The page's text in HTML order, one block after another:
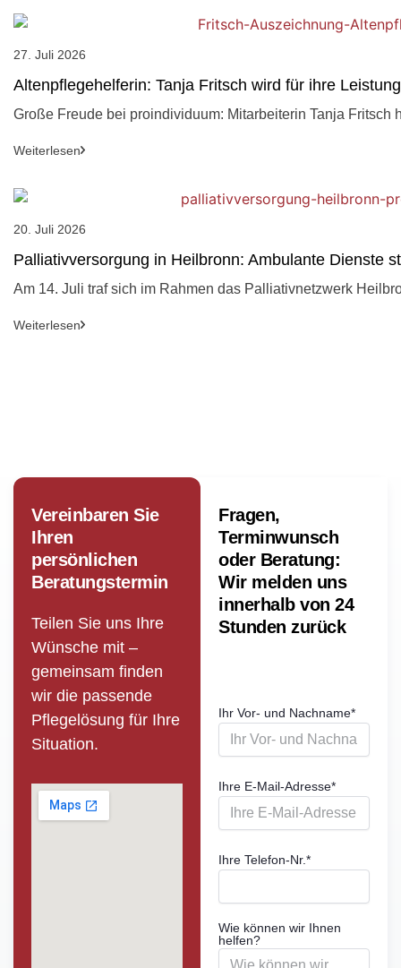
27. Juli 2026
Altenpflegehelferin: Tanja Fritsch wird für ihre
Große Freude bei proindividuum: Mitarbeiterin Tanja Fritsch
Weiterlesen
20. Juli 2026
Palliativversorgung in Heilbronn: Ambulante Dienste
Am 14. Juli traf sich im Rahmen das Palliativnetzwerk
Weiterlesen
Vereinbaren Sie
Ihren
persönlichen
Beratungstermin
Teilen Sie uns Ihre
Wünsche mit –
gemeinsam finden
wir die passende
Pflege­lösung für Ihre
Situation.
Fragen,
Terminwunsch
oder Beratung:
Wir melden uns
innerhalb von 24
Stunden zurück
Ihr Vor- und Nachname*
Ihre E-Mail-Adresse*
Ihre Telefon-Nr.*
Wie können wir Ihnen
helfen?